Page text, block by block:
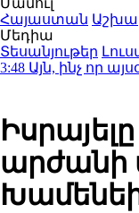
Մամուլ
Հայաստան
Մեդիա
Տեսանյութեր
ինչ որ
արժանի